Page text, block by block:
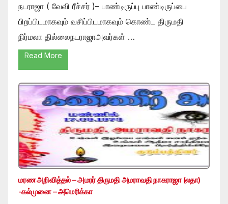
நடராஜா ( வேவி ரீச்சர் )– பாண்டிருப்பு பாண்டிருப்பை
பிறப்பிடமாகவும் வசிப்பிடமாகவும் கொண்ட திருமதி
நிர்மலா தில்லைநடராஜாஅவர்கள் …
Read More
மரண அறிவித்தல் – அமரர் திருமதி அமராவதி நாகராஜா (லதா)
-கல்முனை – அமெரிக்கா